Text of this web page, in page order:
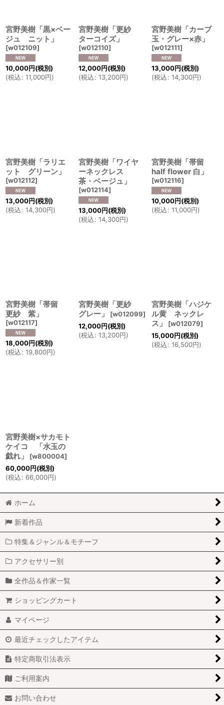
宮野美樹「黒×ベー
ジュ ニット」
[w012109]
10,000円(税別)
(税込: 11,000円)
宮野美樹「更紗
ターコイズ」
[w012110]
12,000円(税別)
(税込: 13,200円)
宮野美樹「カーブ
玉・グレー×赤」
[w012111]
13,000円(税別)
(税込: 14,300円)
宮野美樹「ラリエ
ット グリーン」
[w012112]
13,000円(税別)
(税込: 14,300円)
宮野美樹「ワイヤ
ーネックレス
茶・ベージュ」
[w012114]
13,000円(税別)
(税込: 14,300円)
宮野美樹「帯留
half flower 白」
[w012116]
10,000円(税別)
(税込: 11,000円)
宮野美樹「帯留
更紗 紫」
[w012117]
18,000円(税別)
(税込: 19,800円)
宮野美樹「更紗
グレー」
[w012099]
12,000円(税別)
(税込: 13,200円)
宮野美樹「ハジケ
ル黄 ネックレ
ス」
[w012079]
15,000円(税別)
(税込: 16,500円)
宮野美樹×サカモト
ケイコ 「水玉の
戯れ」
[w800004]
60,000円(税別)
(税込: 66,000円)
ホーム
新着作品
特集＆ジャンル＆モチーフ
アクセサリー別
全作品＆作家一覧
ショッピングカート
マイページ
最近チェックしたアイテム
特定商取引法表示
ご利用案内
お問い合わせ